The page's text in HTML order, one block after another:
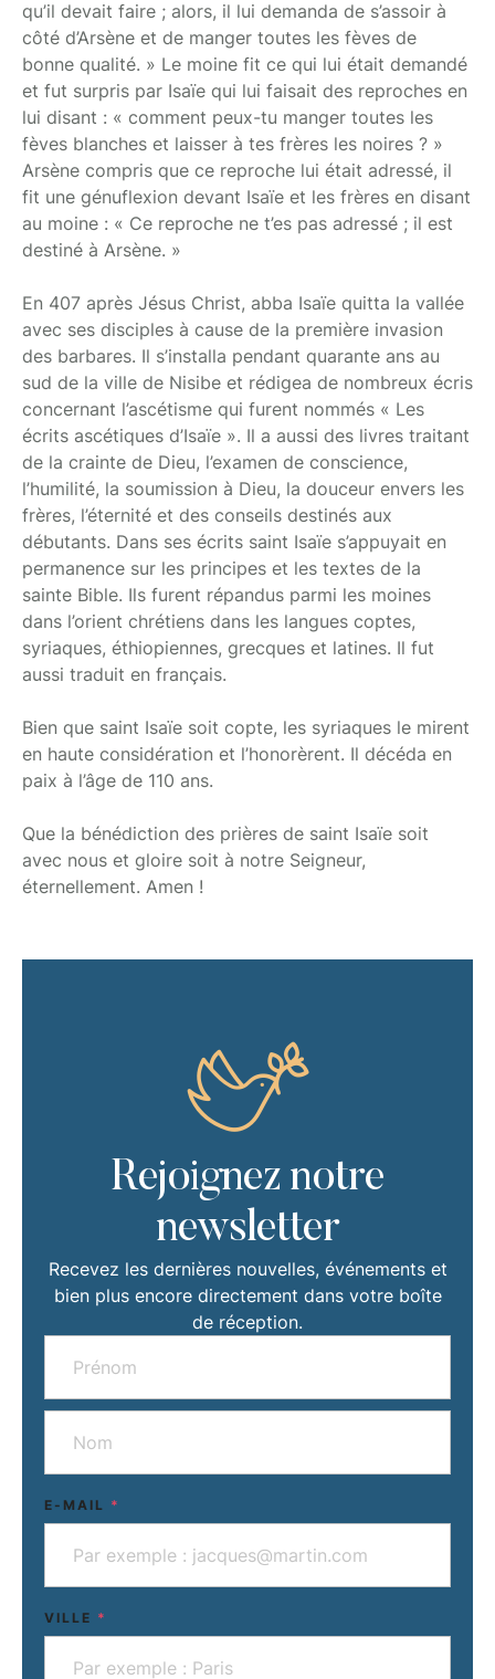
qu’il devait faire ; alors, il lui demanda de s’assoir à
côté d’Arsène et de manger toutes les fèves de
bonne qualité. » Le moine fit ce qui lui était demandé
et fut surpris par Isaïe qui lui faisait des reproches en
lui disant : « comment peux-tu manger toutes les
fèves blanches et laisser à tes frères les noires ? »
Arsène compris que ce reproche lui était adressé, il
fit une génuflexion devant Isaïe et les frères en disant
au moine : « Ce reproche ne t’es pas adressé ; il est
destiné à Arsène. »
En 407 après Jésus Christ, abba Isaïe quitta la vallée
avec ses disciples à cause de la première invasion
des barbares. Il s’installa pendant quarante ans au
sud de la ville de Nisibe et rédigea de nombreux écris
concernant l’ascétisme qui furent nommés « Les
écrits ascétiques d’Isaïe ». Il a aussi des livres traitant
de la crainte de Dieu, l’examen de conscience,
l’humilité, la soumission à Dieu, la douceur envers les
frères, l’éternité et des conseils destinés aux
débutants. Dans ses écrits saint Isaïe s’appuyait en
permanence sur les principes et les textes de la
sainte Bible. Ils furent répandus parmi les moines
dans l’orient chrétiens dans les langues coptes,
syriaques, éthiopiennes, grecques et latines. Il fut
aussi traduit en français.
Bien que saint Isaïe soit copte, les syriaques le mirent
en haute considération et l’honorèrent. Il décéda en
paix à l’âge de 110 ans.
Que la bénédiction des prières de saint Isaïe soit
avec nous et gloire soit à notre Seigneur,
éternellement. Amen !
Rejoignez notre
newsletter
Recevez les dernières nouvelles, événements et
bien plus encore directement dans votre boîte
de réception.
E-MAIL *
VILLE *